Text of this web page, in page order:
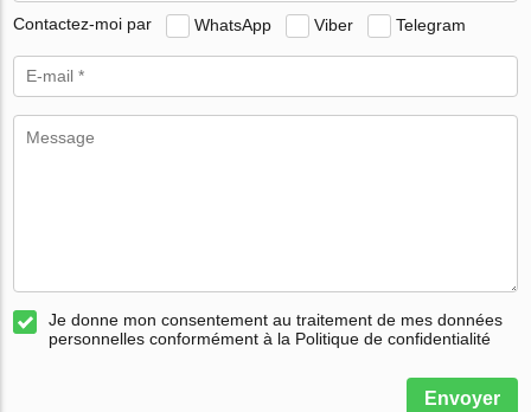
Contactez-moi par WhatsApp Viber Telegram
Je donne mon consentement au traitement de mes données
personnelles conformément à la Politique de confidentialité
Envoyer